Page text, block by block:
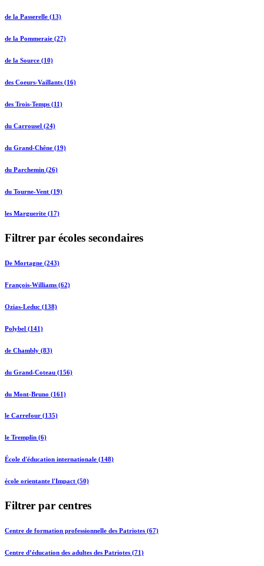
de la Passerelle (13)
de la Pommeraie (27)
de la Source (10)
des Coeurs-Vaillants (16)
des Trois-Temps (11)
du Carrousel (24)
du Grand-Chêne (19)
du Parchemin (26)
du Tourne-Vent (19)
les Marguerite (17)
Filtrer par écoles secondaires
De Mortagne (243)
François-Williams (62)
Ozias-Leduc (138)
Polybel (141)
de Chambly (83)
du Grand-Coteau (156)
du Mont-Bruno (161)
le Carrefour (135)
le Tremplin (6)
École d'éducation internationale (148)
école orientante l'Impact (50)
Filtrer par centres
Centre de formation professionnelle des Patriotes (67)
Centre d’éducation des adultes des Patriotes (71)